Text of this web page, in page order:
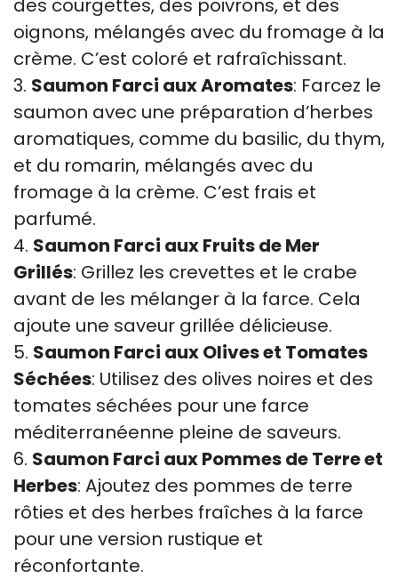
oignons, mélangés avec du fromage à la
crème. C’est coloré et rafraîchissant.
3. Saumon Farci aux Aromates: Farcez le
saumon avec une préparation d’herbes
aromatiques, comme du basilic, du thym,
et du romarin, mélangés avec du
fromage à la crème. C’est frais et
parfumé.
4. Saumon Farci aux Fruits de Mer
Grillés: Grillez les crevettes et le crabe
avant de les mélanger à la farce. Cela
ajoute une saveur grillée délicieuse.
5. Saumon Farci aux Olives et Tomates
Séchées: Utilisez des olives noires et des
tomates séchées pour une farce
méditerranéenne pleine de saveurs.
6. Saumon Farci aux Pommes de Terre et
Herbes: Ajoutez des pommes de terre
rôties et des herbes fraîches à la farce
pour une version rustique et
réconfortante.